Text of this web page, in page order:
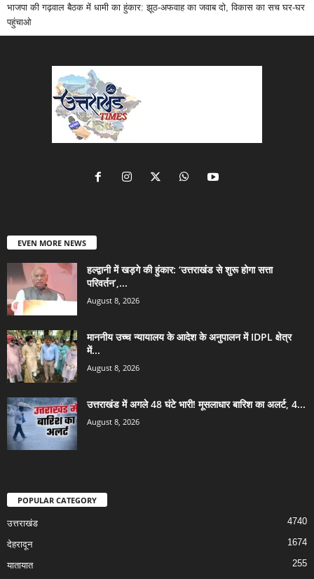
भाजपा की गढ़वाल बैठक में धामी का हुंकार: झूठ-अफवाह का जवाब दो, विकास का सच घर-घर
पहुंचाओ
EVEN MORE NEWS
हल्द्वानी में खड़गे की हुंकार: ‘उत्तराखंड से शुरू होगा सत्ता
परिवर्तन’,...
August 8, 2026
माननीय उच्च न्यायालय के आदेश के अनुपालन में IDPL क्षेत्र
में...
August 8, 2026
उत्तराखंड में अगले 48 घंटे भारी! मूसलाधार बारिश का अलर्ट, 4...
August 8, 2026
POPULAR CATEGORY
उत्तराखंड 4740
देहरादून 1674
यातायात
255